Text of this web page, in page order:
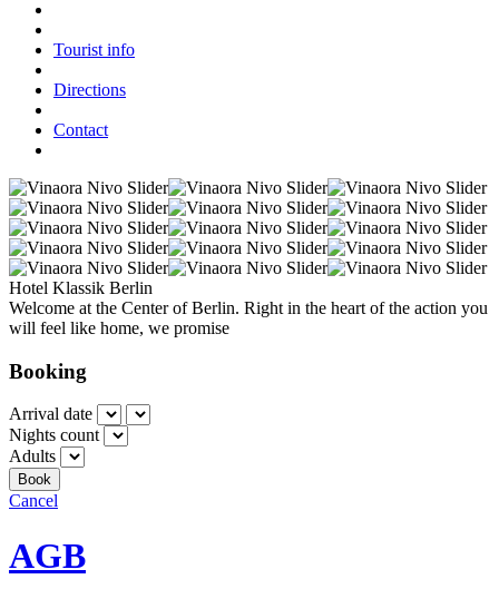
Tourist info
Directions
Contact
Hotel Klassik Berlin
Welcome at the Center of Berlin. Right in the heart of the action you
will feel like home, we promise
Booking
Arrival date
Nights count
Adults
Cancel
AGB